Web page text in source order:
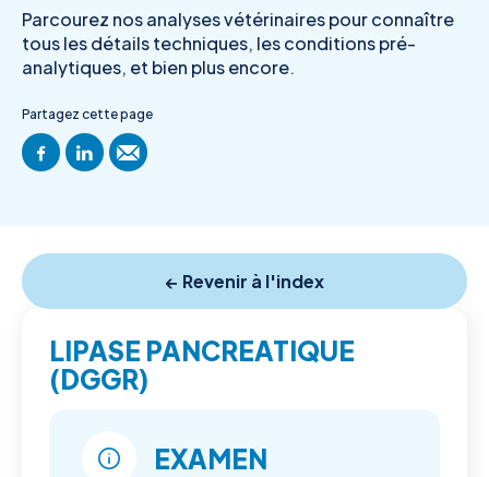
Parcourez nos analyses vétérinaires pour connaître
tous les détails techniques, les conditions pré-
analytiques, et bien plus encore.
Partagez cette page
← Revenir à l'index
LIPASE PANCREATIQUE
(DGGR)
EXAMEN